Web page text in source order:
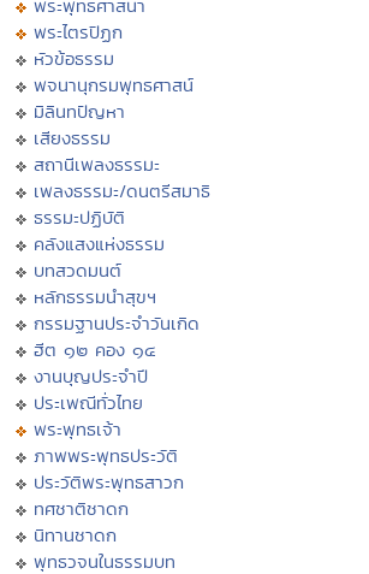
พระพุทธศาสนา
พระไตรปิฏก
หัวข้อธรรม
พจนานุกรมพุทธศาสน์
มิลินทปัญหา
เสียงธรรม
สถานีเพลงธรรมะ
เพลงธรรมะ/ดนตรีสมาธิ
ธรรมะปฏิบัติ
คลังแสงแห่งธรรม
บทสวดมนต์
หลักธรรมนำสุขฯ
กรรมฐานประจำวันเกิด
ฮีต ๑๒ คอง ๑๔
งานบุญประจำปี
ประเพณีทั่วไทย
พระพุทธเจ้า
ภาพพระพุทธประวัติ
ประวัติพระพุทธสาวก
ทศชาติชาดก
นิทานชาดก
พุทธวจนในธรรมบท